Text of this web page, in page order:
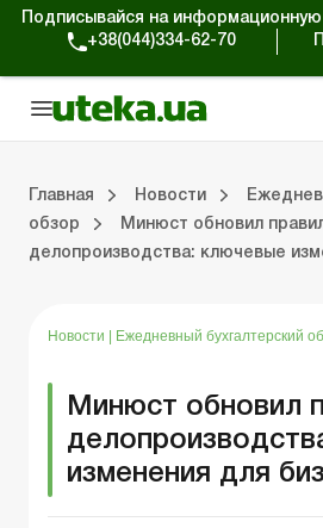
Подписывайся на информационную
+38(044)334-62-70
Главная Новости
обзор
Минюст обновил
делопроизводства: ключевые
Новости Ежедневный бухгалтерский
Минюст обновил
изменения для